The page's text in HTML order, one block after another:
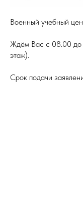
Военный учебный
Ждём Вас с 08.00 до
этаж).
Срок подачи